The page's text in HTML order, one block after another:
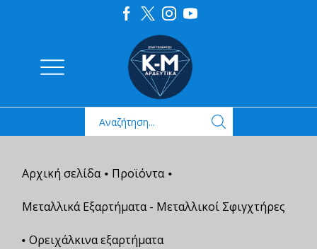
Αρχική σελίδα • Προϊόντα •
Μεταλλικά Εξαρτήματα - Μεταλλικοί Σφιγχτήρες
• Ορειχάλκινα εξαρτήματα